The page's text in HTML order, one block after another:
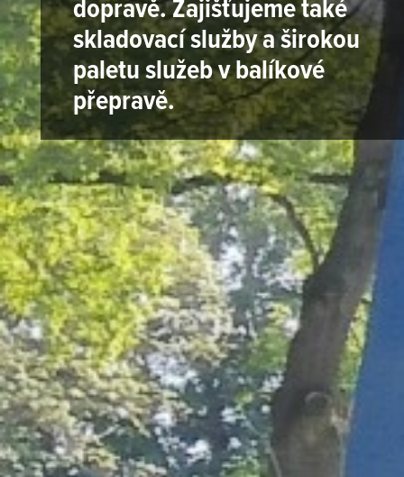
dopravě. Zajišťujeme také
skladovací služby a širokou
paletu služeb v balíkové
přepravě.